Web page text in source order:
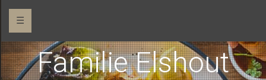
☰
Familie Elshout